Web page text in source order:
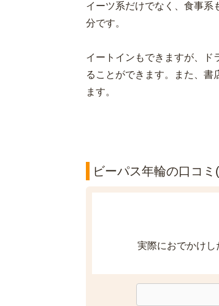
イーツ系だけでなく、食事系
分です。
イートインもできますが、ド
ることができます。また、書
ます。
ビーパス年輪の口コミ
実際におでかけし